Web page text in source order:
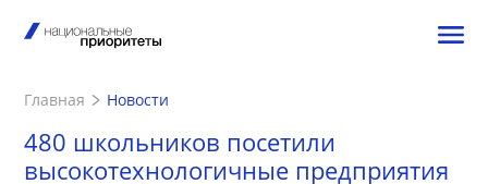
Главная Новости
480 школьников посетили
высокотехнологичные предприятия